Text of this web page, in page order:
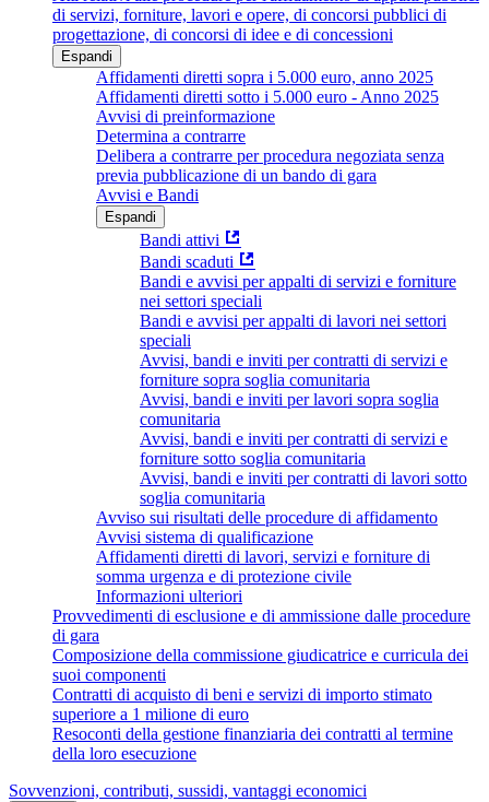
di servizi, forniture, lavori e opere, di concorsi pubblici di
progettazione, di concorsi di idee e di concessioni
Espandi
Affidamenti diretti sopra i 5.000 euro, anno 2025
Affidamenti diretti sotto i 5.000 euro - Anno 2025
Avvisi di preinformazione
Determina a contrarre
Delibera a contrarre per procedura negoziata senza
previa pubblicazione di un bando di gara
Avvisi e Bandi
Espandi
Bandi attivi
Bandi scaduti
Bandi e avvisi per appalti di servizi e forniture
nei settori speciali
Bandi e avvisi per appalti di lavori nei settori
speciali
Avvisi, bandi e inviti per contratti di servizi e
forniture sopra soglia comunitaria
Avvisi, bandi e inviti per lavori sopra soglia
comunitaria
Avvisi, bandi e inviti per contratti di servizi e
forniture sotto soglia comunitaria
Avvisi, bandi e inviti per contratti di lavori sotto
soglia comunitaria
Avviso sui risultati delle procedure di affidamento
Avvisi sistema di qualificazione
Affidamenti diretti di lavori, servizi e forniture di
somma urgenza e di protezione civile
Informazioni ulteriori
Provvedimenti di esclusione e di ammissione dalle procedure
di gara
Composizione della commissione giudicatrice e curricula dei
suoi componenti
Contratti di acquisto di beni e servizi di importo stimato
superiore a 1 milione di euro
Resoconti della gestione finanziaria dei contratti al termine
della loro esecuzione
Sovvenzioni, contributi, sussidi, vantaggi economici